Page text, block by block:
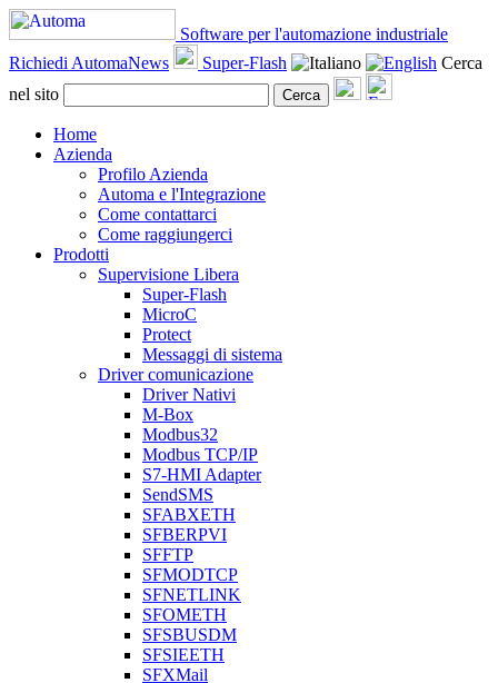
Software per l'automazione industriale
Richiedi AutomaNews
Super-Flash
Cerca
nel sito
Cerca
Home
Azienda
Profilo Azienda
Automa e l'Integrazione
Come contattarci
Come raggiungerci
Prodotti
Supervisione Libera
Super-Flash
MicroC
Protect
Messaggi di sistema
Driver comunicazione
Driver Nativi
M-Box
Modbus32
Modbus TCP/IP
S7-HMI Adapter
SendSMS
SFABXETH
SFBERPVI
SFFTP
SFMODTCP
SFNETLINK
SFOMETH
SFSBUSDM
SFSIEETH
SFXMail